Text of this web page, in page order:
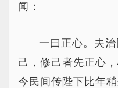
闻：
一曰正心。夫
己，修己者先正心
今民间传陛下比年